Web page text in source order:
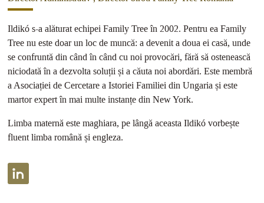
Ildikó s-a alăturat echipei Family Tree în 2002. Pentru ea Family
Tree nu este doar un loc de muncă: a devenit a doua ei casă, unde
se confruntă din când în când cu noi provocări, fără să ostenească
niciodată în a dezvolta soluții și a căuta noi abordări. Este membră
a Asociației de Cercetare a Istoriei Familiei din Ungaria și este
martor expert în mai multe instanțe din New York.
Limba maternă este maghiara, pe lângă aceasta Ildikó vorbește
fluent limba română și engleza.